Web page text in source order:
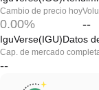
Cambio de precio hoy
0.00% --
IguVerse(IGU)Datos
Cap. de mercado
--